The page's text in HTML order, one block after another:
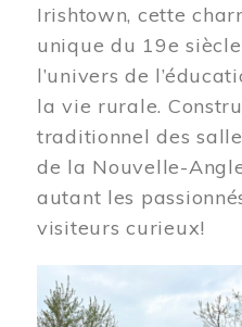
Irishtown, cette
unique du 19e
l’univers de
la vie rurale.
traditionnel des
de la Nouvelle-
autant les
visiteurs curieux!
Image